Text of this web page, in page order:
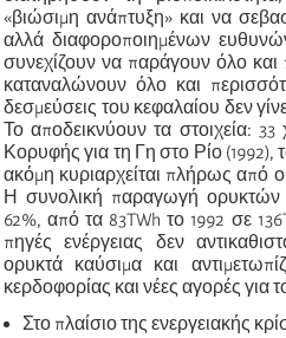
«βιώσιμη ανάπτυξη» και να
αλλά διαφοροποιημένων
συνεχίζουν να παράγουν όλο και
καταναλώνουν όλο και
δεσμεύσεις του κεφαλαίου δεν
Το αποδεικνύουν τα στοιχεία:
Κορυφής για τη Γη στο Ρίο (1992),
ακόμη κυριαρχείται πλήρως από
Η συνολική παραγωγή ορυκτών
62%, από τα 83TWh το 1992 σε
πηγές ενέργειας δεν
ορυκτά καύσιμα και
κερδοφορίας και νέες αγορές για
Στο πλαίσιο της ενεργειακής